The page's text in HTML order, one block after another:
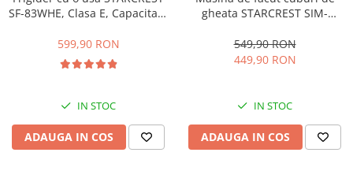
SF-83WHE, Clasa E, Capacitate
Compartiment gheata, H 85
cm, Alb
599,90 RON
IN STOC
ADAUGA IN COS
gheata STARCREST SIM-
Doua dimensiuni pentru
cuburi, Rezervor apa 1.3 l,
549,90 RON
449,90 RON
IN STOC
ADAUGA IN COS